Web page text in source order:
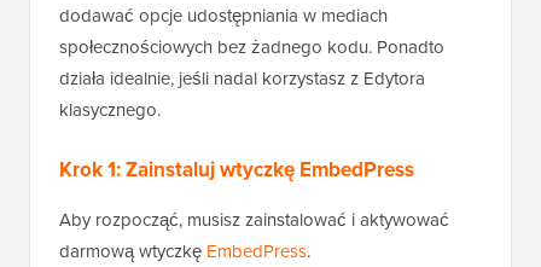
dodawać opcje udostępniania w mediach
społecznościowych bez żadnego kodu. Ponadto
działa idealnie, jeśli nadal korzystasz z Edytora
klasycznego.
Krok 1: Zainstaluj wtyczkę EmbedPress
Aby rozpocząć, musisz zainstalować i aktywować
darmową wtyczkę EmbedPress.